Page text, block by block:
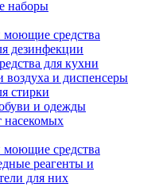
наборы
средства
дезинфекции
для кухни
воздуха и диспенсеры
стирки
и одежды
насекомых
средства
реагенты и
для них